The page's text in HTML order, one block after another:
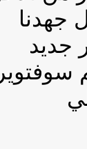
جهدنا
جديد